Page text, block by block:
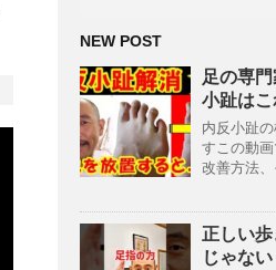
NEW POST
足の専
小趾は
内反小趾
すこの動
改善方法
正しい
じゃな